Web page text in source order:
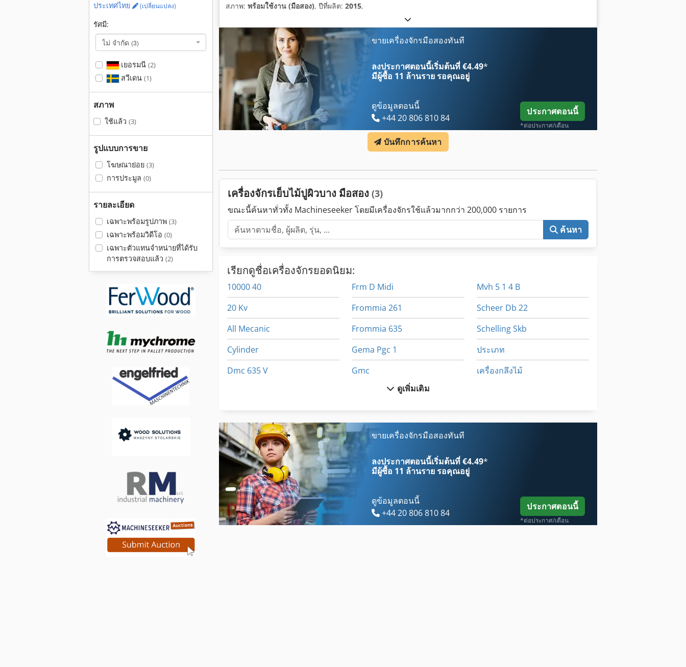
ประเทศไทย
(เปลี่ยนแปลง)
รัศมี:
ไม่ จำกัด (3)
เยอรมนี (2)
สวีเดน (1)
สภาพ
ใช้แล้ว (3)
รูปแบบการขาย
โฆษณาย่อย (3)
การประมูล (0)
รายละเอียด
เฉพาะพร้อมรูปภาพ (3)
เฉพาะพร้อมวิดีโอ (0)
เฉพาะตัวแทนจำหน่ายที่ได้รับ
การตรวจสอบแล้ว (2)
สภาพ: พร้อมใช้งาน (มือสอง), ปีที่ผลิต: 2015,
ขายเครื่องจักรมือสองทันที
ลงประกาศตอนนี้เริ่มต้นที่ €4.49*
มีผู้ซื้อ 11 ล้านราย รอคุณอยู่
ดูข้อมูลตอนนี้
+44 20 806 810 84
ประกาศตอนนี้
*ต่อประกาศ/เดือน
บันทึกการค้นหา
เครื่องจักรเย็บไม้ปูผิวบาง มือสอง (3)
ขณะนี้ค้นหาทั่วทั้ง Machineseeker โดยมีเครื่องจักรใช้แล้วมากกว่า 200,000 รายการ
ค้นหา
เรียกดูชื่อเครื่องจักรยอดนิยม:
10000 40
20 Kv
All Mecanic
Cylinder
Dmc 635 V
Eisele Kms 090
Emu 200
Frm D Midi
Frommia 261
Frommia 635
Gema Pgc 1
Gmc
Gmx 200 Linear
Hundegger P 10
Mvh 5 1 4 B
Scheer Db 22
Schelling Skb
ประเภท
เครื่องกลึงไม้
ดูเพิ่มเติม
ขายเครื่องจักรมือสองทันที
ลงประกาศตอนนี้เริ่มต้นที่ €4.49*
มีผู้ซื้อ 11 ล้านราย รอคุณอยู่
ดูข้อมูลตอนนี้
+44 20 806 810 84
ประกาศตอนนี้
*ต่อประกาศ/เดือน